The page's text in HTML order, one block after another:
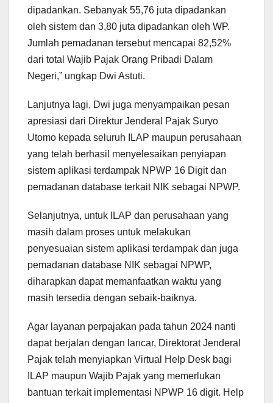
dipadankan. Sebanyak 55,76 juta dipadankan
oleh sistem dan 3,80 juta dipadankan oleh WP.
Jumlah pemadanan tersebut mencapai 82,52%
dari total Wajib Pajak Orang Pribadi Dalam
Negeri,” ungkap Dwi Astuti.
Lanjutnya lagi, Dwi juga menyampaikan pesan
apresiasi dari Direktur Jenderal Pajak Suryo
Utomo kepada seluruh ILAP maupun perusahaan
yang telah berhasil menyelesaikan penyiapan
sistem aplikasi terdampak NPWP 16 Digit dan
pemadanan database terkait NIK sebagai NPWP.
Selanjutnya, untuk ILAP dan perusahaan yang
masih dalam proses untuk melakukan
penyesuaian sistem aplikasi terdampak dan juga
pemadanan database NIK sebagai NPWP,
diharapkan dapat memanfaatkan waktu yang
masih tersedia dengan sebaik-baiknya.
Agar layanan perpajakan pada tahun 2024 nanti
dapat berjalan dengan lancar, Direktorat Jenderal
Pajak telah menyiapkan Virtual Help Desk bagi
ILAP maupun Wajib Pajak yang memerlukan
bantuan terkait implementasi NPWP 16 digit. Help